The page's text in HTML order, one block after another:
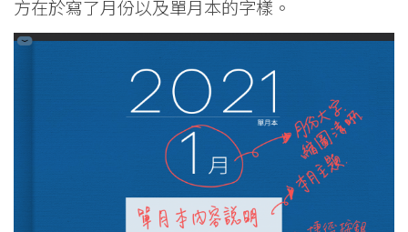
方在於寫了月份以及單月本的字樣。